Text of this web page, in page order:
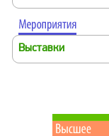
Выставки